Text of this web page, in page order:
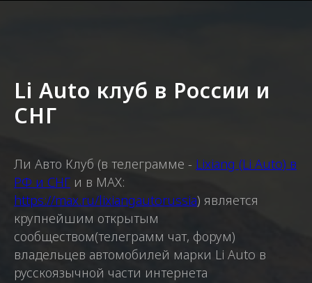
Li Auto клуб в России и
СНГ
Ли Авто Клуб (в телеграмме - Lixiang (Li Auto) в
РФ и СНГ и в MAX:
https://max.ru/lixiangautorussia) является
крупнейшим открытым
сообществом(телеграмм чат, форум)
владельцев автомобилей марки Li Auto в
русскоязычной части интернета